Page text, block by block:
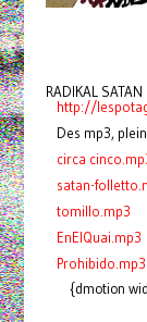
RADIKAL
http://
Des mp3,
circa
satan-
tomillo.mp3
EnElQuai.mp3
Prohibido.mp3
{dmotion